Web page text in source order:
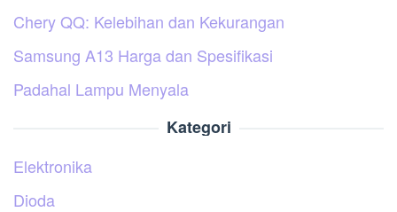
Chery QQ: Kelebihan dan Kekurangan
Samsung A13 Harga dan Spesifikasi
Padahal Lampu Menyala
Kategori
Elektronika
Dioda